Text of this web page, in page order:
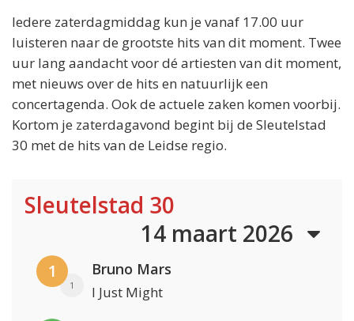
Iedere zaterdagmiddag kun je vanaf 17.00 uur
luisteren naar de grootste hits van dit moment. Twee
uur lang aandacht voor dé artiesten van dit moment,
met nieuws over de hits en natuurlijk een
concertagenda. Ook de actuele zaken komen voorbij.
Kortom je zaterdagavond begint bij de Sleutelstad
30 met de hits van de Leidse regio.
Sleutelstad 30
14 maart 2026
1
1
Bruno Mars
I Just Might